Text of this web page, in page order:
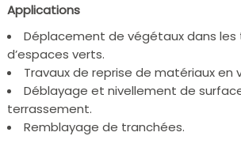
Applications
Déplacement de végétaux dans les
d’espaces verts.
Travaux de reprise de matériaux en
Déblayage et nivellement de
terrassement.
Remblayage de tranchées.